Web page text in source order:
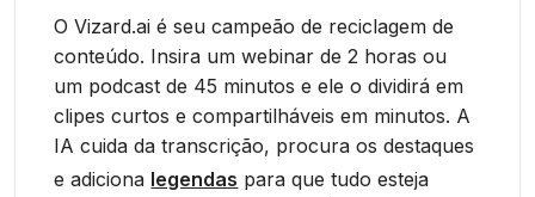
O Vizard.ai é seu campeão de reciclagem de
conteúdo. Insira um webinar de 2 horas ou
um podcast de 45 minutos e ele o dividirá em
clipes curtos e compartilháveis em minutos. A
IA cuida da transcrição, procura os destaques
e adiciona legendas para que tudo esteja